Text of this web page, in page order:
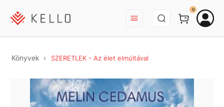
BEJELENTKEZÉS
0
Könyvek SZERETLEK - Az élet elmúltával